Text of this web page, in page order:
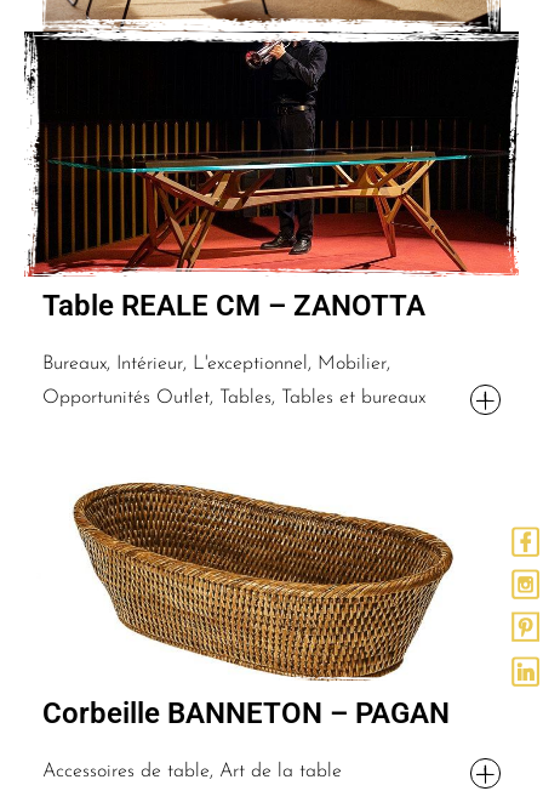
Table REALE CM – ZANOTTA
Bureaux, Intérieur, L'exceptionnel, Mobilier,
Opportunités Outlet, Tables, Tables et bureaux
Corbeille BANNETON – PAGAN
Accessoires de table, Art de la table